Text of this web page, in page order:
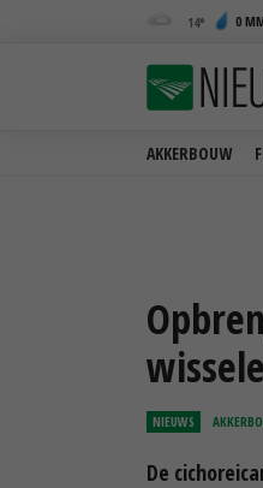
14 0
AKKERBOUW
NIEUWS
De